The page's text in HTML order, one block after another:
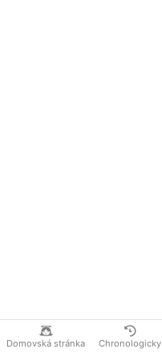
Domovská stránka Chronologicky